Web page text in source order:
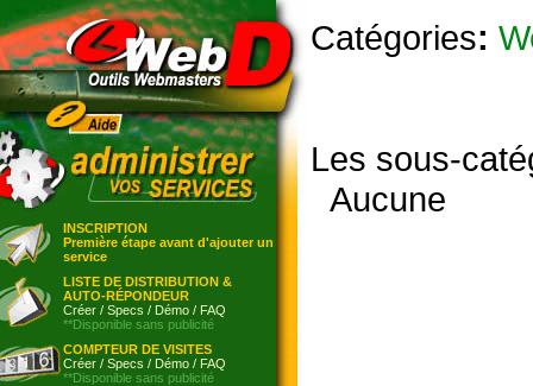
INSCRIPTION
Première étape avant d'ajouter un
service
LISTE DE DISTRIBUTION &
AUTO-RÉPONDEUR
Créer / Specs / Démo / FAQ
**Disponible sans publicité
COMPTEUR DE VISITES
Créer / Specs / Démo / FAQ
**Disponible sans publicité
Catégories:
Les sous-
Aucune